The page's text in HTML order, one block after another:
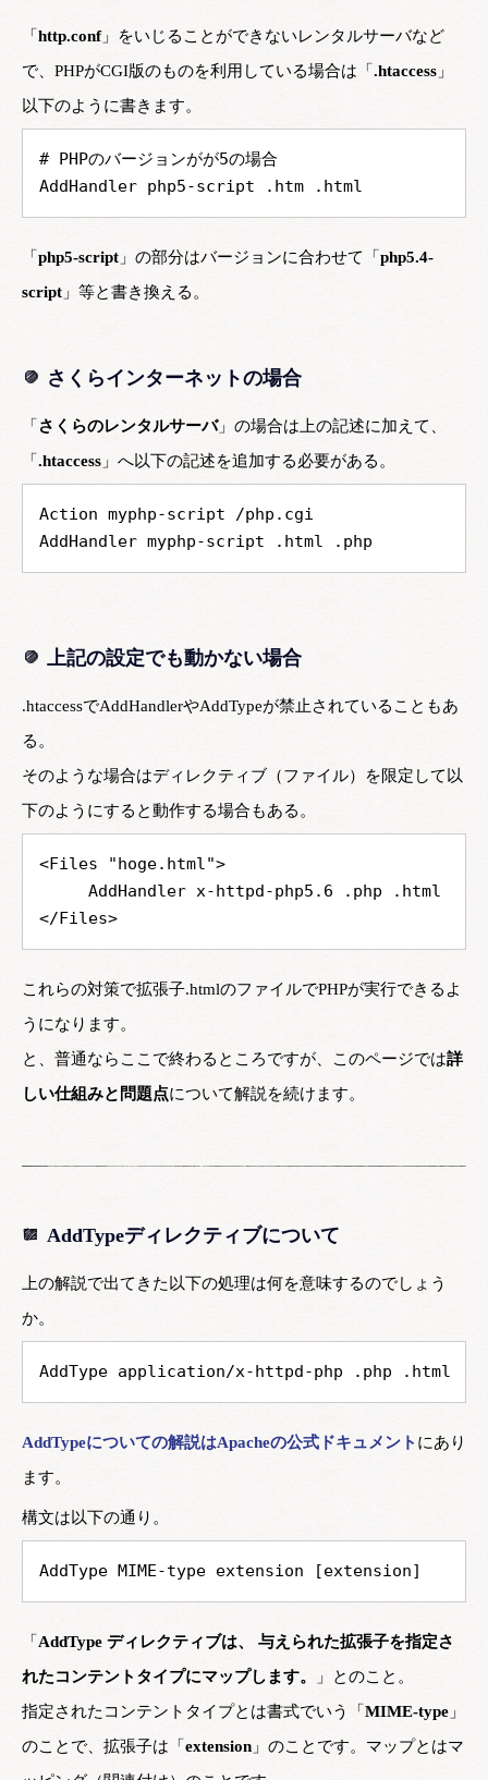
「 http.conf」をいじることができないレンタルサーバなど
で、PHPがCGI版のものを利用している場合は「 .htaccess 」
以下のように書きます。
# PHPのバージョンがが5の場合
AddHandler php5-script .htm .html
「 php5-script 」の部分はバージョンに合わせて「 php5.4-
script 」等と書き換える。
さくらインターネットの場合
「 さくらのレンタルサーバ」の場合は上の記述に加えて、
「 .htaccess 」へ以下の記述を追加する必要がある。
Action myphp-script /php.cgi
AddHandler myphp-script .html .php
上記の設定でも動かない場合
.htaccessでAddHandlerやAddTypeが禁止されていることもあ
る。
そのような場合はディレクティブ（ファイル）を限定して以
下のようにすると動作する場合もある。
<Files "hoge.html">
AddHandler x-httpd-php5.6 .php .html
</Files>
これらの対策で拡張子.htmlのファイルでPHPが実行できるよ
うになります。
と、普通ならここで終わるところですが、このページでは詳
しい仕組みと問題点について解説を続けます。
AddTypeディレクティブについて
上の解説で出てきた以下の処理は何を意味するのでしょう
か。
AddType application/x-httpd-php .php .html
AddTypeについての解説はApacheの公式ドキュメント にあり
ます。
構文は以下の通り。
AddType MIME-type extension [extension]
「 AddType ディレクティブは、 与えられた拡張子を指定さ
れたコンテントタイプにマップします。
」とのこと。
指定されたコンテントタイプとは書式でいう「 MIME-type 」
のことで、拡張子は「 extension 」のことです。マップとはマ